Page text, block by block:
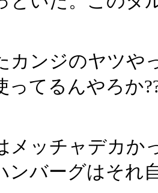
カンジのヤツや
ってるんやろか
メッチャデカか
ンバーグはそれ